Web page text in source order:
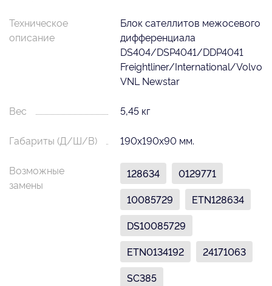
Техническое
описание
Блок сателлитов межосевого
дифференциала
DS404/DSP4041/DDP4041
Freightliner/International/Volvo
VNL Newstar
Вес 5,45 кг
Габариты (Д/Ш/В) 190х190х90 мм.
Возможные
замены
128634
0129771
10085729
ETN128634
DS10085729
ETN0134192
24171063
SC385